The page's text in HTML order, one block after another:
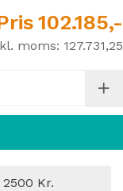
102.185,-
moms: 127.731,25
Kr.